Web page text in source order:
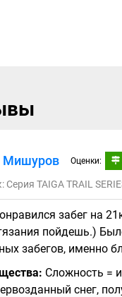
Мишуров Оценки:
Серия TAIGA TRAIL
забег на
пойдешь.)
забегов, именно
Сложность =
снег,